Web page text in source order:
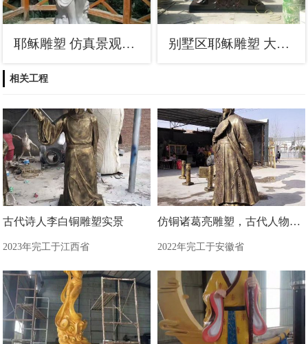
耶稣雕塑 仿真景观人物雕塑 烤漆西方雕塑 别墅区耶稣雕塑 大型别墅区人物雕塑 铸铜西方雕塑
相关工程
古代诗人李白铜雕塑实景
2023年完工于江西省
仿铜诸葛亮雕塑，古代人物雕塑
2022年完工于安徽省